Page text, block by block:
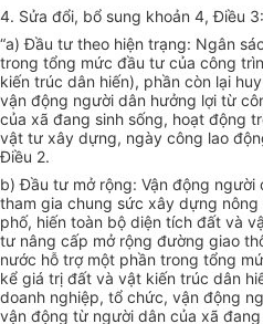
4. Sửa đổi, bổ sung khoản 4, Điều 3:
“a) Đầu tư theo hiện trạng: Ngân
trong tổng mức đầu tư của công
kiến trúc dân hiến), phần còn lại
vận động người dân hưởng lợi từ
của xã đang sinh sống, hoạt động
vật tư xây dựng, ngày công lao
Điều 2.
b) Đầu tư mở rộng: Vận động
tham gia chung sức xây dựng
phố, hiến toàn bộ diện tích đất và
tư nâng cấp mở rộng đường giao
nước hỗ trợ một phần trong tổng
kể giá trị đất và vật kiến trúc dân
doanh nghiệp, tổ chức, vận động
vận động từ người dân của xã